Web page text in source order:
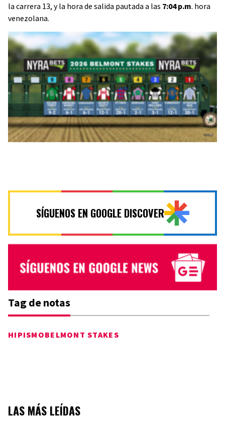
la carrera 13, y la hora de salida pautada a las 7:04 p.m. hora
venezolana.
SÍGUENOS EN GOOGLE DISCOVER
Tag de notas
HIPISMOBELMONT STAKES
LAS MÁS LEÍDAS